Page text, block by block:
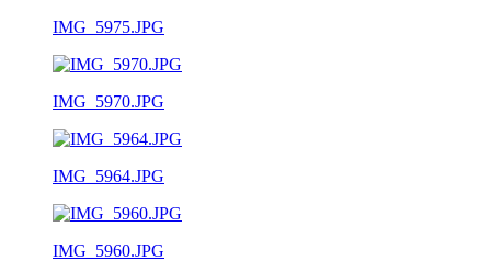
IMG_5975.JPG
IMG_5970.JPG
IMG_5964.JPG
IMG_5960.JPG